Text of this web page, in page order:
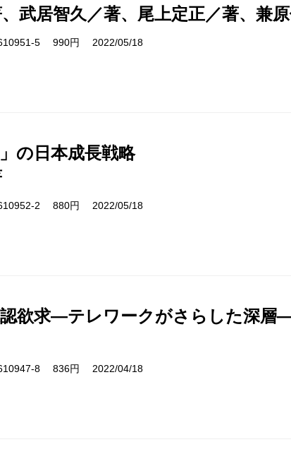
武居智久／著、尾上定正／著、兼
5 990円 2022/05/18
」の日本成長戦略
2 880円 2022/05/18
認欲求―テレワークがさらした深層
8 836円 2022/04/18